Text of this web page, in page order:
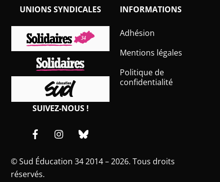
INFORMATIONS
Adhésion
Mentions légales
Politique de
confidentialité
SUIVEZ-NOUS !
FacebookInstagram
UNIONS SYNDICALES
©Sud Éducation 342014 – 2026. Tous droits
réservés.